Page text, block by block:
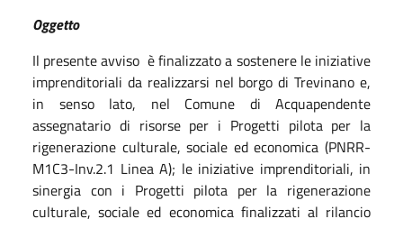
Oggetto
Il presente avviso è finalizzato a sostenere le iniziative
imprenditoriali da realizzarsi nel borgo di Trevinano e,
in senso lato, nel Comune di Acquapendente
assegnatario di risorse per i Progetti pilota per la
rigenerazione culturale, sociale ed economica (PNRR-
M1C3-Inv.2.1 Linea A); le iniziative imprenditoriali, in
sinergia con i Progetti pilota per la rigenerazione
culturale, sociale ed economica finalizzati al rilancio